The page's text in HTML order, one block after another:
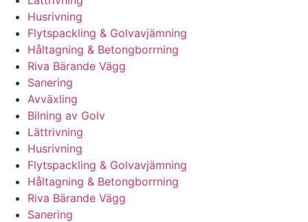
Husrivning
Flytspackling & Golvavjämning
Håltagning & Betongborrning
Riva Bärande Vägg
Sanering
Avväxling
Bilning av Golv
Lättrivning
Husrivning
Flytspackling & Golvavjämning
Håltagning & Betongborrning
Riva Bärande Vägg
Sanering